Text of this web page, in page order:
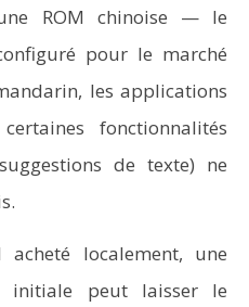
ROM chinoise — le
pour le marché
les applications
fonctionnalités
de texte) ne
localement, une
initiale peut laisser le